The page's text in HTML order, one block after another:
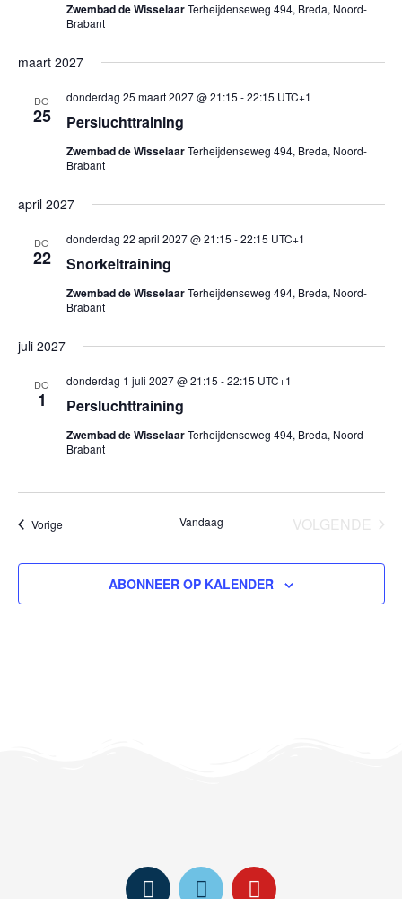
Zwembad de WisselaarTerheijdenseweg 494, Breda, Noord-
Brabant
maart 2027
DO
25 Persluchttraining
donderdag 25 maart 2027 @ 21:15 -22:15 UTC+1
Zwembad de WisselaarTerheijdenseweg 494, Breda, Noord-
Brabant
april 2027
DO
22 Snorkeltraining
donderdag 22 april 2027 @ 21:15 -22:15 UTC+1
Zwembad de WisselaarTerheijdenseweg 494, Breda, Noord-
Brabant
juli 2027
DO
1 Persluchttraining
donderdag 1 juli 2027 @ 21:15 -22:15 UTC+1
Zwembad de WisselaarTerheijdenseweg 494, Breda, Noord-
Brabant
VorigeEvenementen Vandaag
VOLGENDE
ABONNEER OP KALENDER